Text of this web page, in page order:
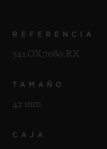
REFERENCIA
541.OX.7080.RX
TAMAÑO
42 mm
CAJA